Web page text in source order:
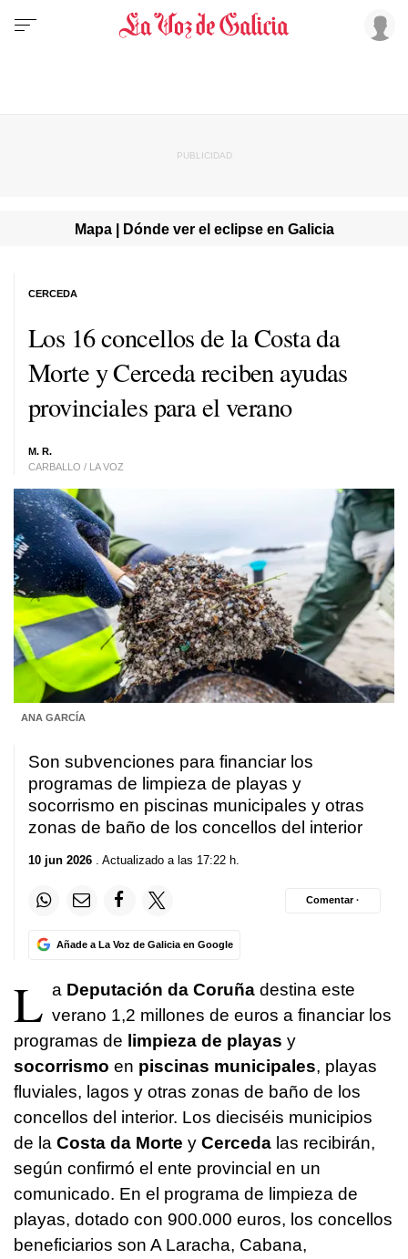
Mapa | Dónde ver el eclipse en Galicia
Los 16 concellos de la Costa da
Morte y Cerceda reciben ayudas
provinciales para el verano
M. R.
CARBALLO / LA VOZ
CERCEDA
ANA GARCÍA
Son subvenciones para financiar los
programas de limpieza de playas y
socorrismo en piscinas municipales y otras
zonas de baño de los concellos del interior
10 jun 2026 . Actualizado a las 17:22 h.
Añade a La Voz de Galicia en Google
Comentar ·
L a Deputación da Coruña destina este
verano 1,2 millones de euros a financiar los
programas de limpieza de playas y
socorrismo en piscinas municipales, playas
fluviales, lagos y otras zonas de baño de los
concellos del interior. Los dieciséis municipios
de la Costa da Morte y Cerceda las recibirán,
según confirmó el ente provincial en un
comunicado. En el programa de limpieza de
playas, dotado con 900.000 euros, los concellos
beneficiarios son A Laracha, Cabana,